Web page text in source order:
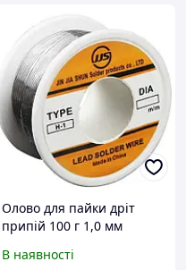
Олово для пайки дріт
припій 100 г 1,0 мм
В наявності